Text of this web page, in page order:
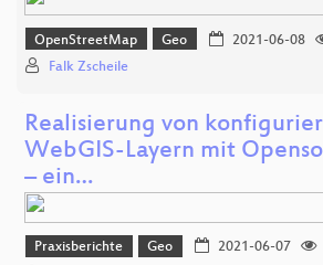
OpenStreetMap Geo 2021-06-08
Falk Zscheile
Realisierung von
WebGIS-Layern mit
– ein…
Praxisberichte Geo 2021-06-07